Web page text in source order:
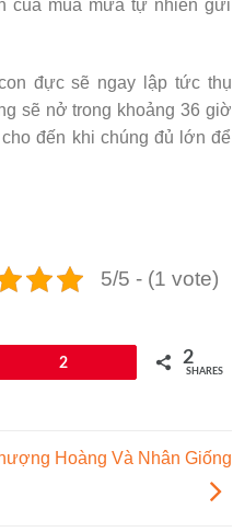
của mùa mưa tự nhiên gửi
đực sẽ ngay lập tức thụ
sẽ nở trong khoảng 36 giờ
đến khi chúng đủ lớn để
5/5 - (1 vote)
2 2
SHARES
Hoàng Và Nhân Giống